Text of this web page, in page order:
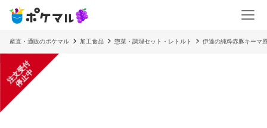
産直・通販のポケマル 加工食品 惣菜・調理セット・レトルト 伊達の純粋赤豚キーマ
注
文
受
付
停
止
中